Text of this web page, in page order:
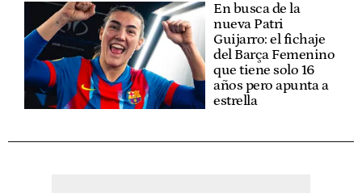
En busca de la
nueva Patri
Guijarro: el fichaje
del Barça Femenino
que tiene solo 16
años pero apunta a
estrella